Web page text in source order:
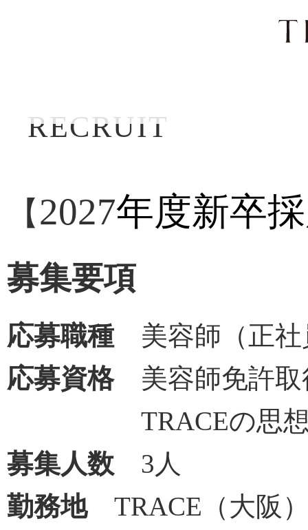
RECRUIT
【2027年度新卒
募集要項
応募職種 美容師（正社
応募資格美容師免許取
TRACEの思想に
募集人数 3人
勤務地TRACE（大阪）/